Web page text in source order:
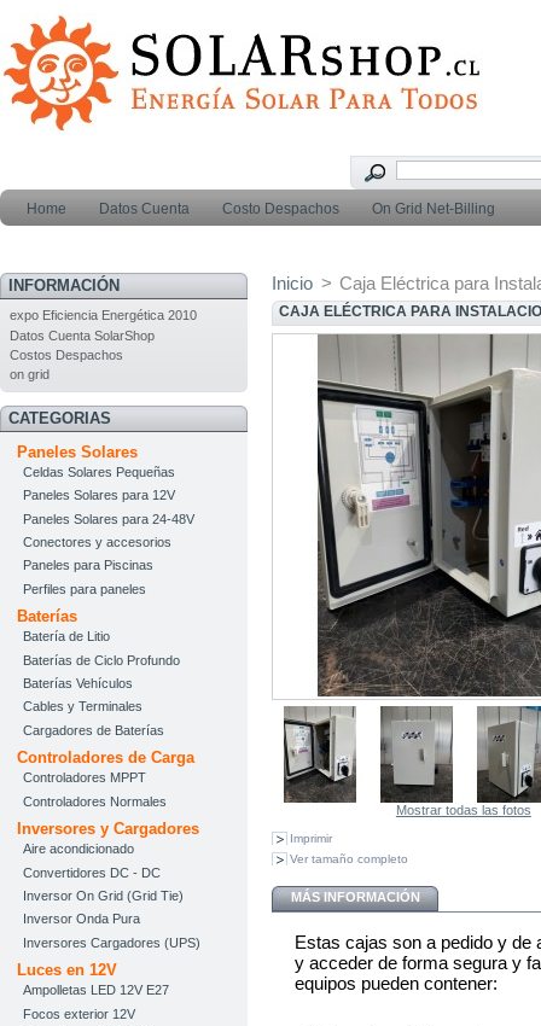
Home Datos Cuenta Costo Despachos On Grid Net-Billing
INFORMACIÓN
expo Eficiencia Energética 2010
Datos Cuenta SolarShop
Costos Despachos
on grid
CATEGORIAS
Paneles Solares
Celdas Solares Pequeñas
Paneles Solares para 12V
Paneles Solares para 24-48V
Conectores y accesorios
Paneles para Piscinas
Perfiles para paneles
Baterías
Batería de Litio
Baterías de Ciclo Profundo
Baterías Vehículos
Cables y Terminales
Cargadores de Baterías
Controladores de Carga
Controladores MPPT
Controladores Normales
Inversores y Cargadores
Aire acondicionado
Convertidores DC - DC
Inversor On Grid (Grid Tie)
Inversor Onda Pura
Inversores Cargadores (UPS)
Luces en 12V
Ampolletas LED 12V E27
Focos exterior 12V
Inicio > Caja Eléctrica para
CAJA ELÉCTRICA PARA
Mostrar todas las fotos
Imprimir
Ver tamaño completo
MÁS INFORMACIÓN
Estas cajas son a pedido y de
y acceder de forma segura y
equipos pueden contener: